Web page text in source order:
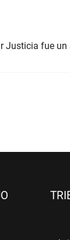
Justicia fue